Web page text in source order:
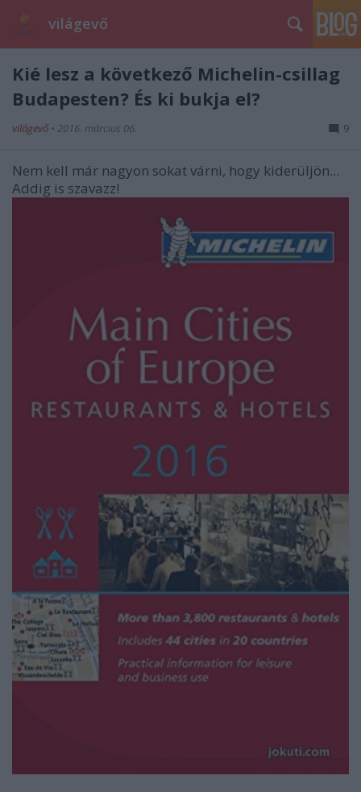
világevő
Kié lesz a következő Michelin-csillag
Budapesten? És ki bukja el?
világevő • 2016. március 06. 9
Nem kell már nagyon sokat várni, hogy kiderüljön...
Addig is szavazz!